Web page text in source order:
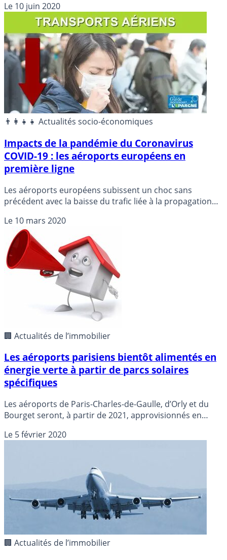
ininterrompue, a annoncé mercredi sa direction.
Le 10 juin 2020
👨‍👩‍👧‍👧 Actualités socio-économiques
Impacts de la pandémie du Coronavirus
COVID-19 : les aéroports européens en
première ligne
Les aéroports européens subissent un choc sans
précédent avec la baisse du trafic liée à la propagation
depuis lundi, risque un effondrement de sa connectivité
aérienne, a indiqué mardi l’organisation d’aéroports ACI
Europe.
Le 10 mars 2020
🏢 Actualités de l’immobilier
Les aéroports parisiens bientôt alimentés en
énergie verte à partir de parcs solaires
spécifiques
Les aéroports de Paris-Charles-de-Gaulle, d’Orly et du
Bourget seront, à partir de 2021, approvisionnés en
fournie par trois parcs solaires construits
Le 5 février 2020
🏢 Actualités de l’immobilier